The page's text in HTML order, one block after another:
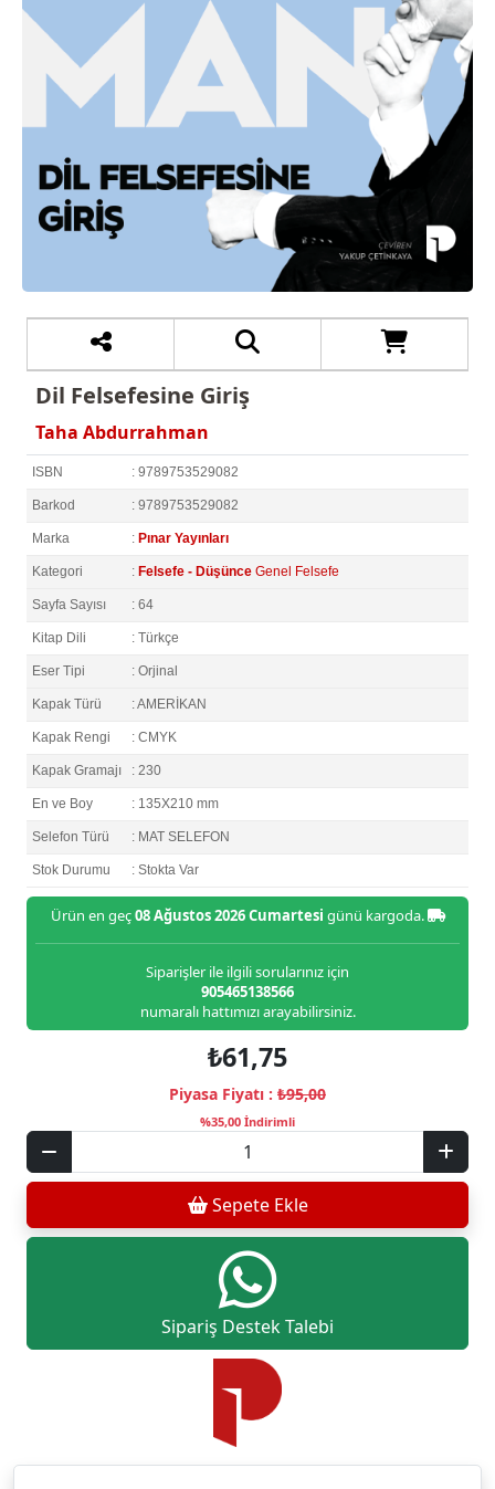
Dil Felsefesine Giriş
Taha Abdurrahman
ISBN : 9789753529082
Barkod : 9789753529082
Marka : Pınar Yayınları
Kategori : Felsefe - Düşünce Genel Felsefe
Sayfa Sayısı : 64
Kitap Dili : Türkçe
Eser Tipi : Orjinal
Kapak Türü : AMERİKAN
Kapak Rengi : CMYK
Kapak Gramajı : 230
En ve Boy : 135X210 mm
Selefon Türü : MAT SELEFON
Stok Durumu : Stokta Var
Ürün en geç08 Ağustos 2026 Cumartesi günü kargoda.
Siparişler ile ilgili sorularınız için
905465138566
numaralı hattımızı arayabilirsiniz.
₺61,75
Piyasa Fiyatı : ₺95,00
%35,00 İndirimli
Sepete Ekle
Sipariş Destek Talebi